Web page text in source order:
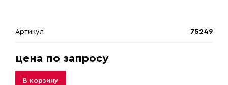
Артикул 75249
цена по запросу
В корзину